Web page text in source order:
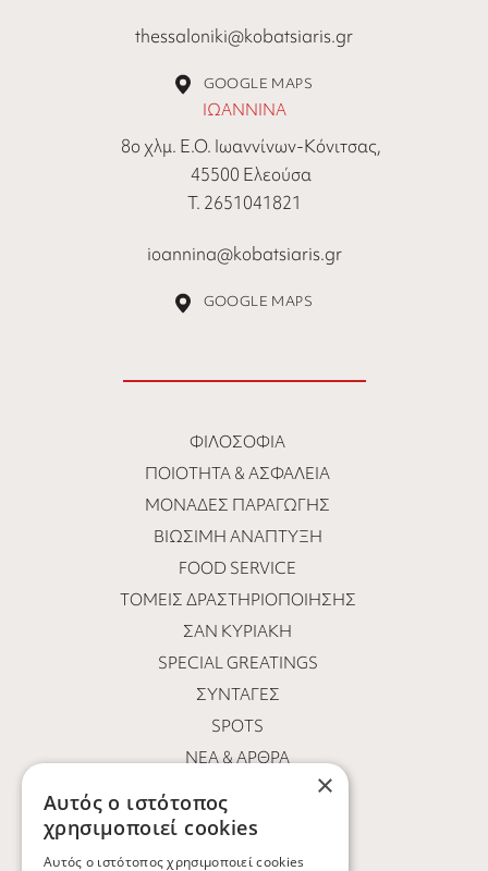
thessaloniki@kobatsiaris.gr
GOOGLE MAPS
ΙΩΑΝΝΙΝΑ
8ο χλμ. Ε.Ο. Ιωαννίνων-Κόνιτσας,
45500 Ελεούσα
Τ. 2651041821
ioannina@kobatsiaris.gr
GOOGLE MAPS
ΦΙΛΟΣΟΦΊΑ
ΠΟΙΌΤΗΤΑ & ΑΣΦΆΛΕΙΑ
ΜΟΝΆΔΕΣ ΠΑΡΑΓΩΓΉΣ
ΒΙΏΣΙΜΗ ΑΝΆΠΤΥΞΗ
FOOD SERVICE
ΤΟΜΕΊΣ ΔΡΑΣΤΗΡΙΟΠΟΊΗΣΗΣ
ΣΑΝ ΚΥΡΙΑΚΉ
SPECIAL GREATINGS
ΣΥΝΤΑΓΈΣ
SPOTS
ΝΕΑ & ΑΡΘΡΑ
ΟΙ ΆΝΘΡΩΠΟΙ ΜΑΣ
ΕΥΚΑΙΡΊΕΣ ΚΑΡΙΈΡΑΣ
ΕΠΙΚΟΙΝΩΝΙΑ
×
Αυτός ο ιστότοπος
χρησιμοποιεί cookies
Αυτός ο ιστότοπος χρησιμοποιεί cookies